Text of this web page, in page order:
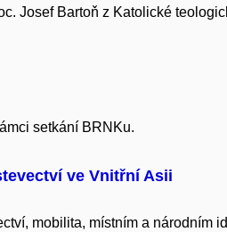
Josef Bartoň z Katolické
setkání BRNKu.
ve Vnitřní Asii
mobilita, místním a národním